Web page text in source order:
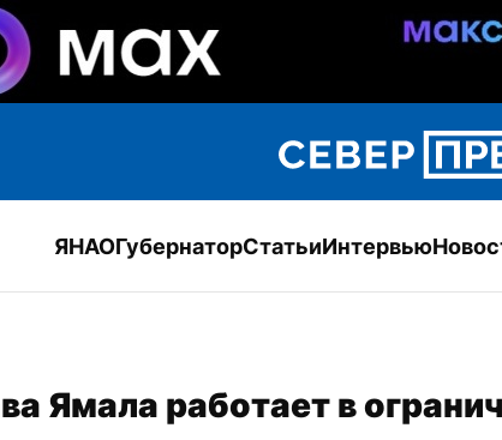
ЯНАОГубернаторСтатьиИнтервью
Ямала работает в